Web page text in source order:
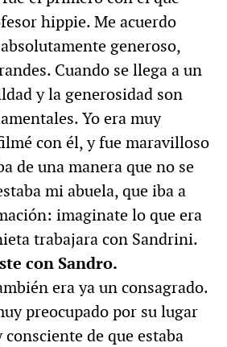
hippie. Me acuerdo
generoso,
Cuando se llega a un
y la generosidad son
Yo era muy
con él, y fue maravilloso
de una manera que no se
mi abuela, que iba a
imaginate lo que era
trabajara con Sandrini.
con Sandro.
era ya un consagrado.
preocupado por su lugar
de que estaba